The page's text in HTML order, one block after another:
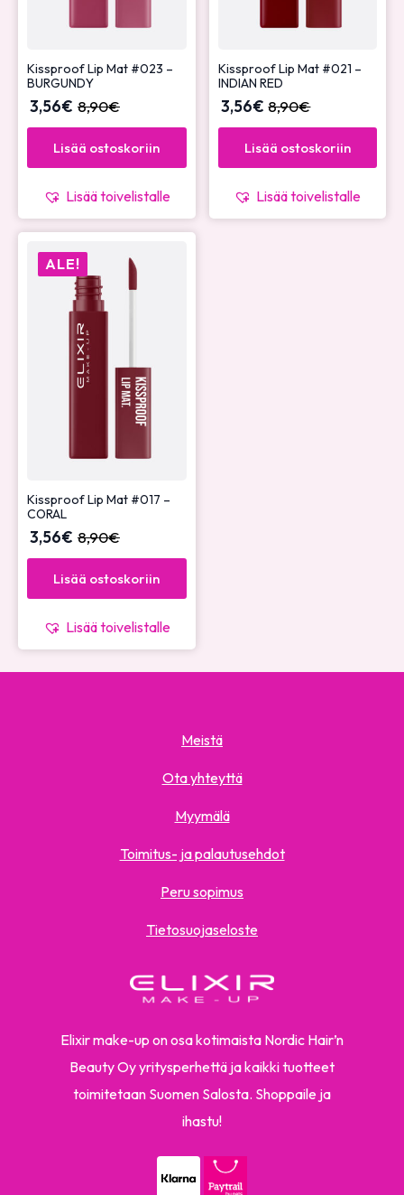
Kissproof Lip Mat #023 –
BURGUNDY
8,90€
3,56€
Lisää ostoskoriin
Lisää toivelistalle
Kissproof Lip Mat #021 –
INDIAN RED
8,90€
3,56€
Lisää ostoskoriin
Lisää toivelistalle
ALE!
Kissproof Lip Mat #017 –
CORAL
8,90€
3,56€
Lisää ostoskoriin
Lisää toivelistalle
Elixir make-up on osa kotimaista Nordic Hair’n
Beauty Oy yritysperhettä ja kaikki tuotteet
toimitetaan Suomen Salosta. Shoppaile ja
ihastu!
Meistä
Ota yhteyttä
Myymälä
Toimitus- ja palautusehdot
Peru sopimus
Tietosuojaseloste